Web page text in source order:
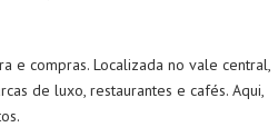
e compras. Localizada no vale central,
de luxo, restaurantes e cafés. Aqui,